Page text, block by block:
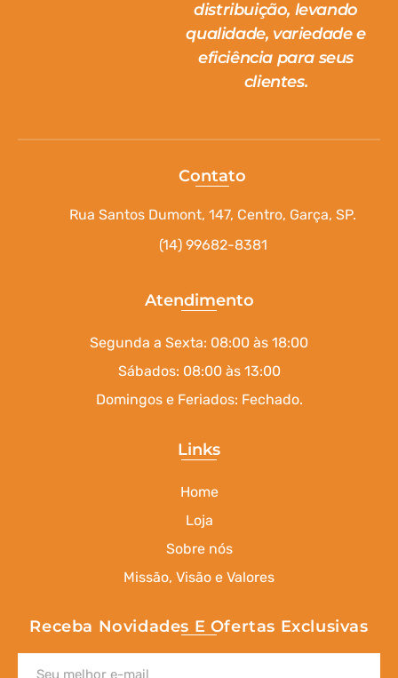
distribuição, levando
qualidade, variedade e
eficiência para seus
clientes.
Contato
Rua Santos Dumont, 147, Centro, Garça, SP.
(14) 99682-8381
Atendimento
Segunda a Sexta: 08:00 às 18:00
Sábados: 08:00 às 13:00
Domingos e Feriados: Fechado.
Links
Home
Loja
Sobre nós
Missão, Visão e Valores
Receba Novidades E Ofertas Exclusivas